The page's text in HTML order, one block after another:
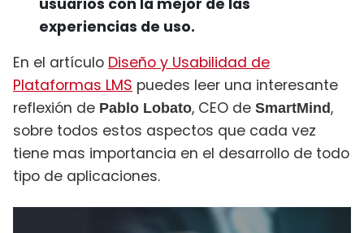
usuarios con la mejor de las
experiencias de uso.
En el artículo Diseño y Usabilidad de
Plataformas LMS puedes leer una interesante
reflexión de Pablo Lobato, CEO de SmartMind,
sobre todos estos aspectos que cada vez
tiene mas importancia en el desarrollo de todo
tipo de aplicaciones.